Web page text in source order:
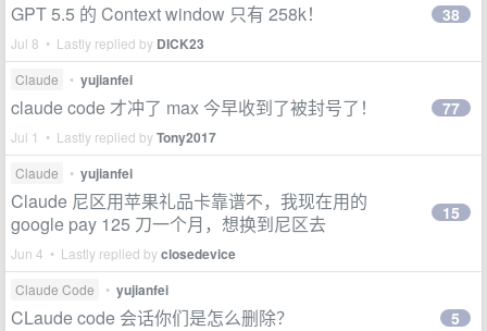
GPT 5.5 的 Context window 只有 258k！
Jul 8 • Lastly replied by DICK23
38
Claude • yujianfei
claude code 才冲了 max 今早收到了被封号了！
Jul 1 • Lastly replied byTony2017
77
Claude • yujianfei
Claude 尼区用苹果礼品卡靠谱不，我现在用的
google pay 125 刀一个月，想换到尼区去
Jun 4 • Lastly replied byclosedevice
15
Claude Code • yujianfei
CLaude code 会话你们是怎么删除？ 5